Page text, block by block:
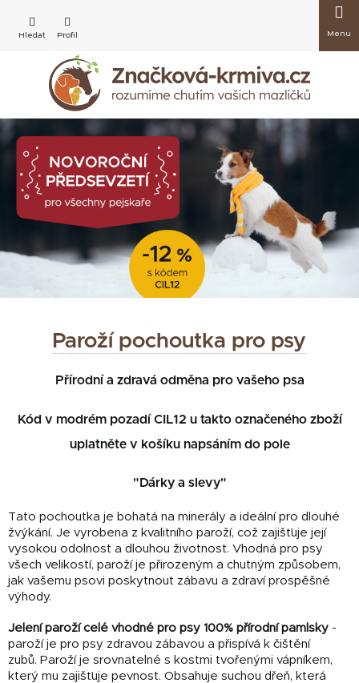
obsah
košík
Paroží pochoutka pro psy
Přírodní a zdravá odměna pro vašeho psa
Kód v modrém pozadí CIL12 u takto označeného zboží
uplatněte v košíku napsáním do pole
"Dárky a slevy"
Tato pochoutka je bohatá na minerály a ideální pro dlouhé
žvýkání. Je vyrobena z kvalitního paroží, což zajišťuje její
vysokou odolnost a dlouhou životnost. Vhodná pro psy
všech velikostí, paroží je přirozeným a chutným způsobem,
jak vašemu psovi poskytnout zábavu a zdraví prospěšné
výhody.
Jelení paroží celé vhodné pro psy 100% přírodní pamlsky -
paroží je pro psy zdravou zábavou a přispívá k čištění
zubů. Paroží je srovnatelné s kostmi tvořenými vápníkem,
který mu zajišťuje pevnost. Obsahuje suchou dřeň, která